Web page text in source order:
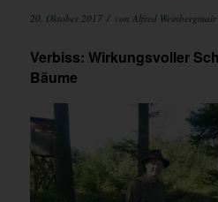
20. Oktober 2017 / von Alfred Weinbergmair
Verbiss: Wirkungsvoller
Bäume